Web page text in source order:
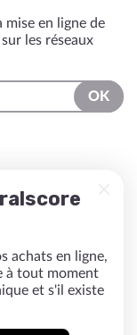
en ligne de
les réseaux
OK
achats en ligne,
à tout moment
et s'il existe